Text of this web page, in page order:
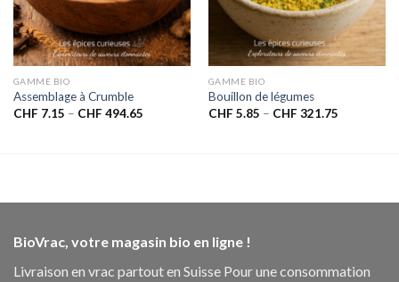
GAMME BIO
Assemblage à Crumble
CHF 7.15 – CHF 494.65
GAMME BIO
Bouillon de légumes
CHF 5.85 – CHF 321.75
BioVrac, votre magasin bio en ligne !
Livraison en vrac partout en Suisse Pour une consommation